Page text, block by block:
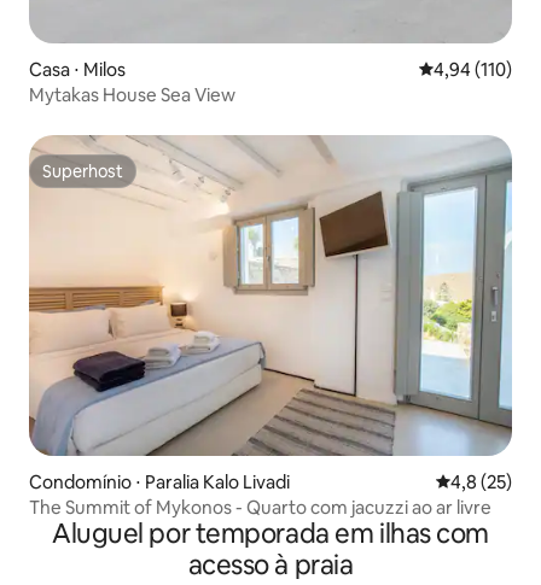
Casa ⋅ Milos 4,94 de uma
4,94 (110)
Mytakas House Sea View
Superhost
Superhost
Condomínio ⋅ Paralia Kalo Livadi 4,8 de uma
4,8 (25)
The Summit of Mykonos - Quarto com jacuzzi ao ar livre
Aluguel por temporada em ilhas com
acesso à praia